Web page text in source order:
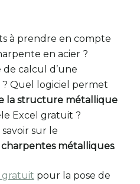
à prendre en compte
en acier ?
de calcul d’une
Quel logiciel permet
la structure métallique
Excel gratuit ?
sur le
métalliques.
gratuit pour la pose de